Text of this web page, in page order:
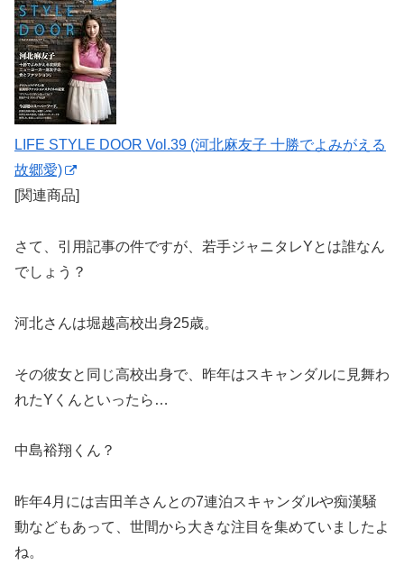
LIFE STYLE DOOR Vol.39 (河北麻友子 十勝でよみがえる
故郷愛)
[関連商品]
さて、引用記事の件ですが、若手ジャニタレYとは誰なん
でしょう？
河北さんは堀越高校出身25歳。
その彼女と同じ高校出身で、昨年はスキャンダルに見舞わ
れたYくんといったら…
中島裕翔くん？
昨年4月には吉田羊さんとの7連泊スキャンダルや痴漢騒
動などもあって、世間から大きな注目を集めていましたよ
ね。